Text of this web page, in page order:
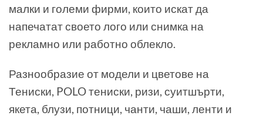
малки и големи фирми, които искат да
напечатат своето лого или снимка на
рекламно или работно облекло.
Разнообразие от модели и цветове на
Тениски, POLO тениски, ризи, суитшърти,
якета, блузи, потници, чанти, чаши, ленти и